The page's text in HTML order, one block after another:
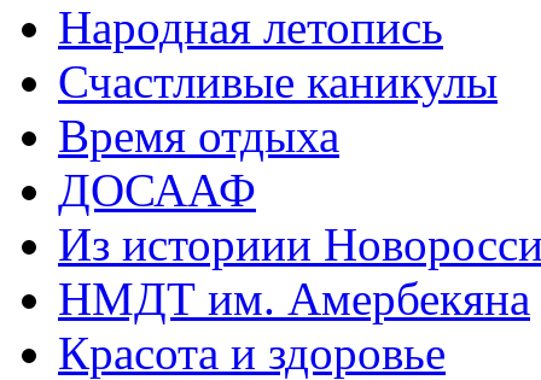
Народная летопись
Счастливые каникулы
Время отдыха
ДОСААФ
Из историии
НМДТ им. Амербекяна
Красота и здоровье